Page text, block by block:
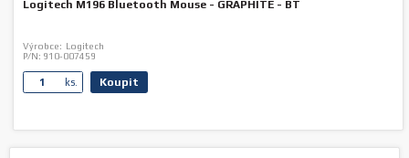
Logitech M196 Bluetooth Mouse - GRAPHITE - BT
Výrobce: Logitech
P/N: 910-007459
ks. Koupit